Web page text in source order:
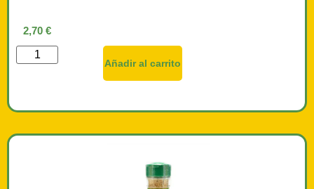
2,70 €
Añadir al carrito